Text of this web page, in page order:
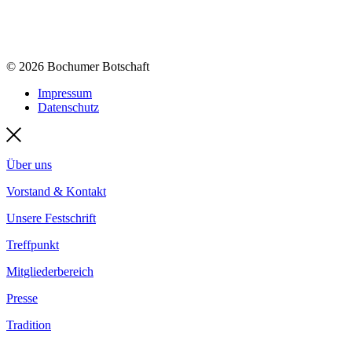
© 2026 Bochumer Botschaft
Impressum
Datenschutz
Über uns
Vorstand & Kontakt
Unsere Festschrift
Treffpunkt
Mitgliederbereich
Presse
Tradition